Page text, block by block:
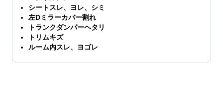
シートスレ、ヨレ、シミ
左Dミラーカバー割れ
トランクダンパーヘタリ
トリムキズ
ルーム内スレ、ヨゴレ